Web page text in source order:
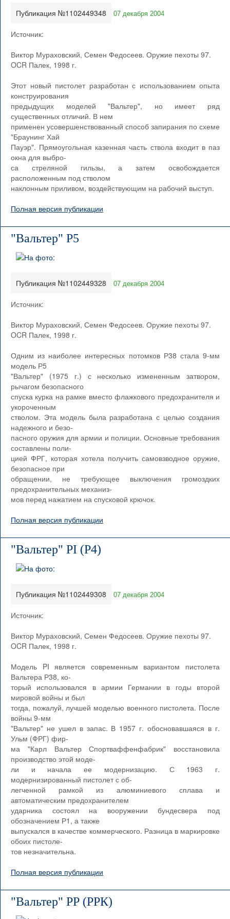
Публикация №1102449348 07 декабря 2004
Источник:
Виктор Мураховский, Семен Федосеев. Оружие пехоты 97.
OCR Палек, 1998 г.
Этот новый пистолет разработан с использованием опыта
конструирования
предыдущих моделей "Вальтер", но имеет ряд
существенных отличий. В нем
применен усовершенствованный способ запирания по схеме
"Браунинг Хай
Пауэр". Прямоугольная казенная часть ствола входит в паз
окна для выбро-
са стреляной гильзы, а затем освобождается
расположенным под стволом
наклонным приливом, воздействующим на рабочий выступ.
Полная версия публикации
"Вальтер" Р5
Публикация №1102449328 07 декабря 2004
Источник:
Виктор Мураховский, Семен Федосеев. Оружие пехоты 97.
OCR Палек, 1998 г.
Одним из наиболее интересных потомков Р38 стала 9-мм
модель Р5
"Вальтер" (1975 г.) с несколько измененным затвором,
рычагом безопасного
спуска курка на рамке вместо флажкового предохранителя и
укороченным
стволом. Эта модель была разработана с целью создания
надежного и безо-
пасного оружия для армии и полиции. Основные требования
составлены поли-
цией ФРГ, которая хотела получить самовзводное оружие,
безопасное при
обращении, не требующее выключения громоздких
предохранительных механиз-
мов перед нажатием на спусковой крючок.
Полная версия публикации
"Вальтер" PI (P4)
Публикация №1102449308 07 декабря 2004
Источник:
Виктор Мураховский, Семен Федосеев. Оружие пехоты 97.
OCR Палек, 1998 г.
Модель PI является современным вариантом пистолета
Вальтера Р38, ко-
торый использовался в армии Германии в годы второй
мировой войны и был
тогда, пожалуй, лучшей моделью военного пистолета. После
войны 9-мм
"Вальтер" не ушел в запас. В 1957 г. обосновавшаяся в г.
Ульм (ФРГ) фир-
ма "Карл Вальтер Спортваффенфабрик" восстановила
производство этой моде-
ли и начала ее модернизацию. С 1963 г.
модернизированный пистолет с об-
легченной рамкой из алюминиевого сплава и
автоматическим предохранителем
ударника состоял на вооружении бундесвера под
обозначением Р1, а также
выпускался в качестве коммерческого. Разница в маркировке
обоих пистоле-
тов незначительна.
Полная версия публикации
"Вальтер" РР (РРК)